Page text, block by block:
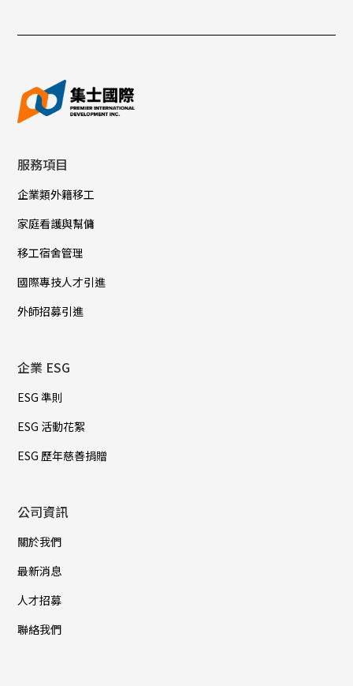
服務項目
企業類外籍移工
家庭看護與幫傭
移工宿舍管理
國際專技人才引進
外師招募引進
企業 ESG
ESG 準則
ESG 活動花絮
ESG 歷年慈善捐贈
公司資訊
關於我們
最新消息
人才招募
聯絡我們